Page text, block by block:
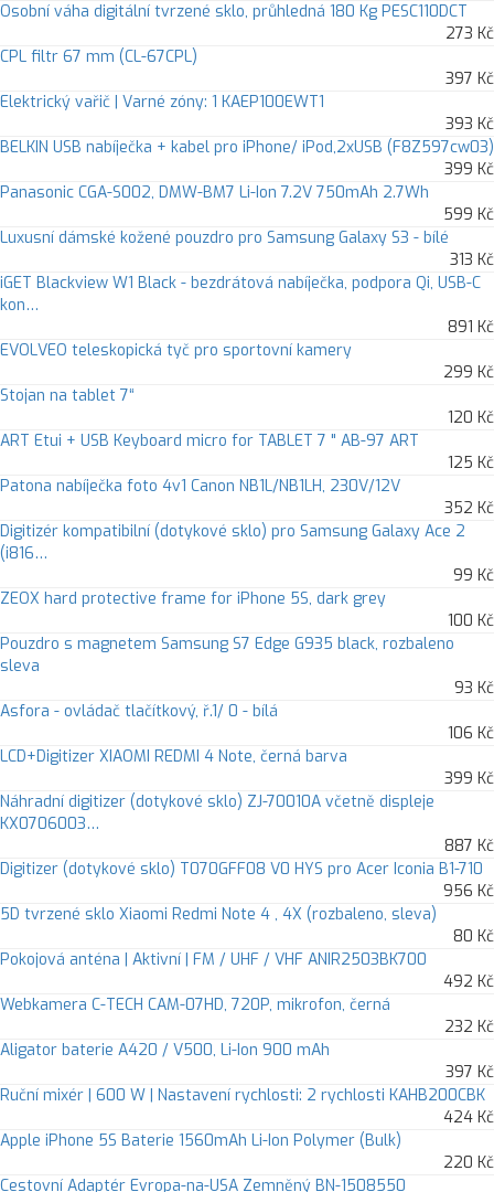
Osobní váha digitální tvrzené sklo, průhledná 180 Kg PESC110DCT
273 Kč
CPL filtr 67 mm (CL-67CPL)
397 Kč
Elektrický vařič | Varné zóny: 1 KAEP100EWT1
393 Kč
BELKIN USB nabíječka + kabel pro iPhone/ iPod,2xUSB (F8Z597cw03)
399 Kč
Panasonic CGA-S002, DMW-BM7 Li-Ion 7.2V 750mAh 2.7Wh
599 Kč
Luxusní dámské kožené pouzdro pro Samsung Galaxy S3 - bílé
313 Kč
iGET Blackview W1 Black - bezdrátová nabíječka, podpora Qi, USB-C
kon…
891 Kč
EVOLVEO teleskopická tyč pro sportovní kamery
299 Kč
Stojan na tablet 7“
120 Kč
ART Etui + USB Keyboard micro for TABLET 7 " AB-97 ART
125 Kč
Patona nabíječka foto 4v1 Canon NB1L/NB1LH, 230V/12V
352 Kč
Digitizér kompatibilní (dotykové sklo) pro Samsung Galaxy Ace 2
(i816…
99 Kč
ZEOX hard protective frame for iPhone 5S, dark grey
100 Kč
Pouzdro s magnetem Samsung S7 Edge G935 black, rozbaleno
sleva
93 Kč
Asfora - ovládač tlačítkový, ř.1/ 0 - bílá
106 Kč
LCD+Digitizer XIAOMI REDMI 4 Note, černá barva
399 Kč
Náhradní digitizer (dotykové sklo) ZJ-70010A včetně displeje
KX0706003…
887 Kč
Digitizer (dotykové sklo) T070GFF08 V0 HYS pro Acer Iconia B1-710
956 Kč
5D tvrzené sklo Xiaomi Redmi Note 4 , 4X (rozbaleno, sleva)
80 Kč
Pokojová anténa | Aktivní | FM / UHF / VHF ANIR2503BK700
492 Kč
Webkamera C-TECH CAM-07HD, 720P, mikrofon, černá
232 Kč
Aligator baterie A420 / V500, Li-Ion 900 mAh
397 Kč
Ruční mixér | 600 W | Nastavení rychlosti: 2 rychlosti KAHB200CBK
424 Kč
Apple iPhone 5S Baterie 1560mAh Li-Ion Polymer (Bulk)
220 Kč
Cestovní Adaptér Evropa-na-USA Zemněný BN-1508550